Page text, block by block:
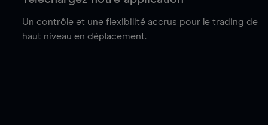
Un contrôle et une flexibilité accrus pour le trading de
haut niveau en déplacement.